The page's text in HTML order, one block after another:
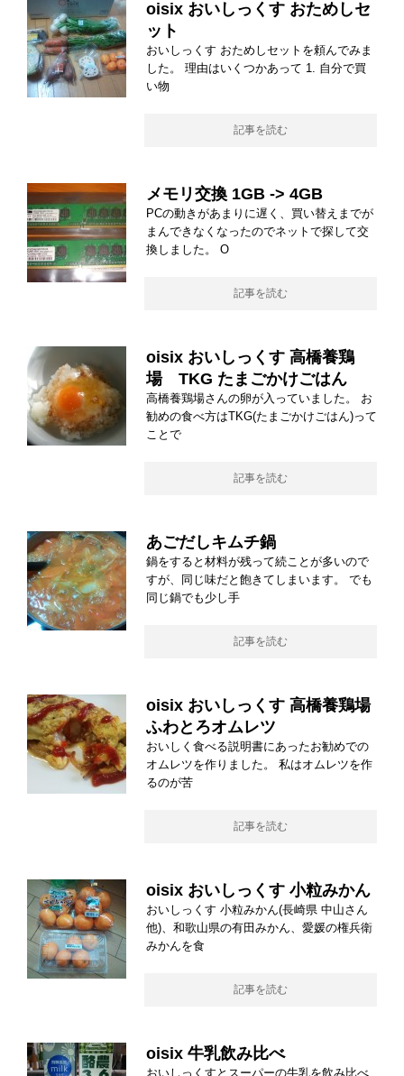
oisix おいしっくす おためしセ
ット
おいしっくす おためしセットを頼んでみま
した。 理由はいくつかあって 1. 自分で買
い物
記事を読む
メモリ交換 1GB -> 4GB
PCの動きがあまりに遅く、買い替えまでが
まんできなくなったのでネットで探して交
換しました。 O
記事を読む
oisix おいしっくす 高橋養鶏
場 TKG たまごかけごはん
高橋養鶏場さんの卵が入っていました。 お
勧めの食べ方はTKG(たまごかけごはん)って
ことで
記事を読む
あごだしキムチ鍋
鍋をすると材料が残って続ことが多いので
すが、同じ味だと飽きてしまいます。 でも
同じ鍋でも少し手
記事を読む
oisix おいしっくす 高橋養鶏場
ふわとろオムレツ
おいしく食べる説明書にあったお勧めでの
オムレツを作りました。 私はオムレツを作
るのが苦
記事を読む
oisix おいしっくす 小粒みかん
おいしっくす 小粒みかん(長崎県 中山さん
他)、和歌山県の有田みかん、愛媛の権兵衛
みかんを食
記事を読む
oisix 牛乳飲み比べ
おいしっくすとスーパーの牛乳を飲み比べ